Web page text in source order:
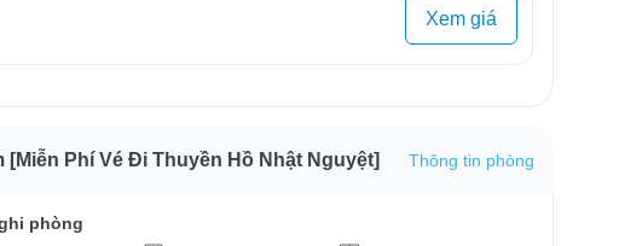
Xem giá
Phí Vé Đi Thuyền Hồ Nhật Nguyệt] Thông tin phòng
phòng